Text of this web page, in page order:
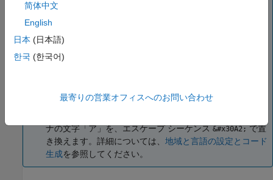
メモ
コード ジェネレーターを構成して実行時のデータ ログの
サポートが含まれるコードを生成すると、コード ジェネ
レーターはログ ファイル内に格納されるブロック パスの
ブロック名のテキストを含めることができます。これらの
その文字を XML エスケープ シーケンスに置き換えます。
ナの文字「ア」を、エスケープ シーケンス&#x30A2;で置
き換えます。詳細については、 地域と言語の設定とコード
生成を参照してください。
简体中文
English
日本 (日本語)
한국 (한국어)
最寄りの営業オフィスへのお問い合わせ